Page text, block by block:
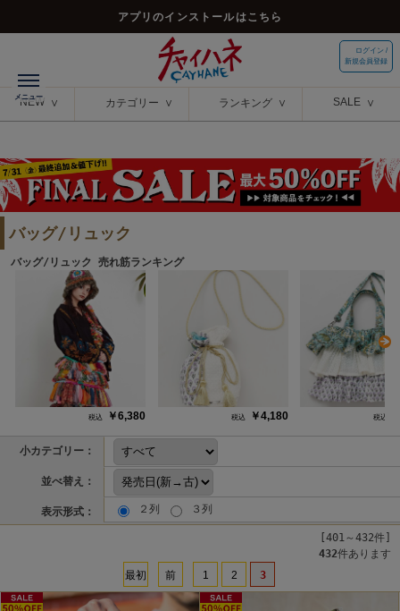
アプリのインストールはこちら
ログイン /
新規会員登録
NEW カテゴリー ランキング SALE
バッグ/リュック
バッグ/リュック 売れ筋ランキング
￥6,380 ￥4,180
小カテゴリー：
並べ替え：
表示形式： ２列 ３列
[401～432件]
432件あります
最初
前 1 2 3